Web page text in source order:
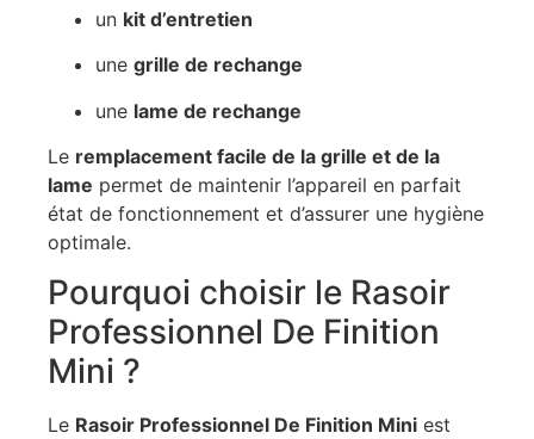
un kit d’entretien
une grille de rechange
une lame de rechange
Le remplacement facile de la grille et de la
lame permet de maintenir l’appareil en parfait
état de fonctionnement et d’assurer une hygiène
optimale.
Pourquoi choisir le Rasoir
Professionnel De Finition
Mini ?
Le Rasoir Professionnel De Finition Mini est